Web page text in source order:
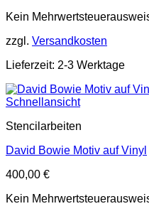
Kein
zzgl. Versandkosten
Lieferzeit: 2-3 Werktage
Schnellansicht
Stencilarbeiten
David Bowie Motiv auf Vinyl
400,00 €
Kein